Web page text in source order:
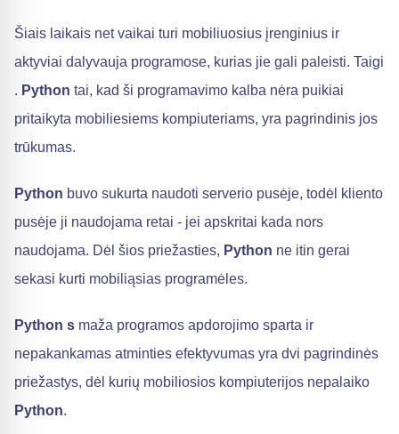
Šiais laikais net vaikai turi mobiliuosius įrenginius ir
aktyviai dalyvauja programose, kurias jie gali paleisti. Taigi
. Python tai, kad ši programavimo kalba nėra puikiai
pritaikyta mobiliesiems kompiuteriams, yra pagrindinis jos
trūkumas.
Python buvo sukurta naudoti serverio pusėje, todėl kliento
pusėje ji naudojama retai - jei apskritai kada nors
naudojama. Dėl šios priežasties, Python ne itin gerai
sekasi kurti mobiliąsias programėles.
Python s maža programos apdorojimo sparta ir
nepakankamas atminties efektyvumas yra dvi pagrindinės
priežastys, dėl kurių mobiliosios kompiuterijos nepalaiko
Python.